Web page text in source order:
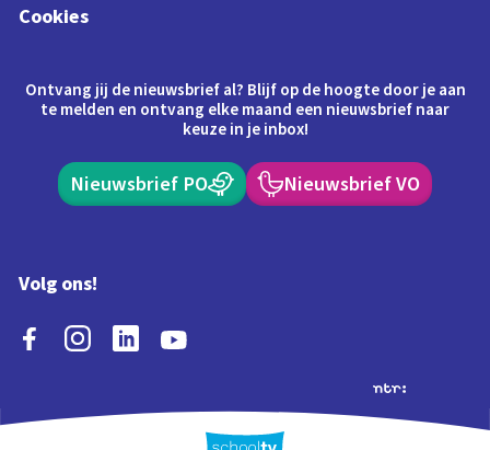
Cookies
Ontvang jij de nieuwsbrief al? Blijf op de hoogte door je aan
te melden en ontvang elke maand een nieuwsbrief naar
keuze in je inbox!
Nieuwsbrief PO Nieuwsbrief VO
Volg ons!